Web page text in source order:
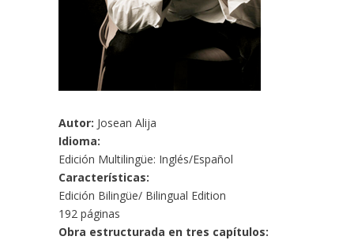
Autor: Josean Alija
Idioma:
Edición Multilingüe: Inglés/Español
Características:
Edición Bilingüe/ Bilingual Edition
192 páginas
Obra estructurada en tres capítulos: